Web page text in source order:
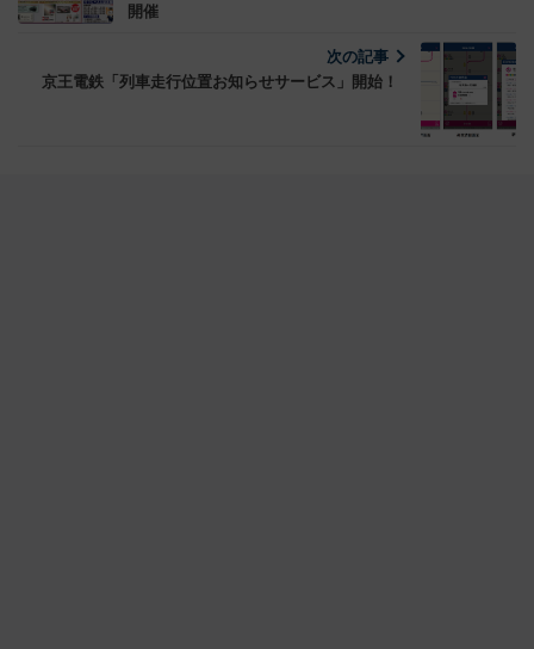
開催
次の記事
京王電鉄「列車走行位置お知らせサービス」開始！